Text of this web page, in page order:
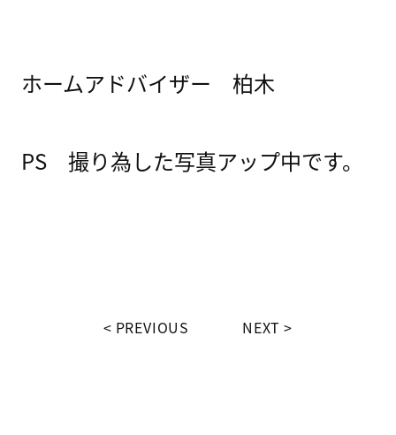
ホームアドバイザー 柏木
PS 撮り為した写真アップ中です。
PREVIOUS NEXT